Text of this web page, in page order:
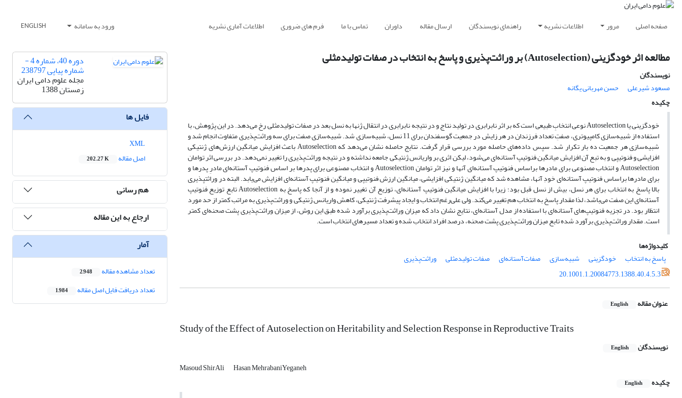
صفحه اصلی مرور اطلاعات نشریه راهنمای نویسندگان ارسال مقاله داوران تماس با ما فرم های ضروری اطلاعات آماری نشریه ورود به سامانه ENGLISH
مطالعه اثر خودگزینی (Autoselection) بر وراثت‌پذیری و پاسخ به انتخاب در صفات تولید‌مثلی
نویسندگان
مسعود شیرعلی
حسن مهربانی یگانه
چکیده
خودگزینی یا Autoselection نوعی انتخابِ طبیعی است که بر اثر نابرابری در تولید نتاج و در نتیجه نابرابری در انتقال ژنها به نسل بعد در صفات تولید‌مثلی رخ می‌دهد. در این پژوهش، با
استفاده از شبیه‌سازی کامپیوتری، صفتِ تعداد فرزندان در هر زایش در جمعیت گوسفندان برای 11 نسل، شبیه‌سازی شد. شبیه‌سازی صفت برای سه وراثت‌پذیری متفاوت انجام شد و
شبیه‌سازی هر جمعیت ده بار تکرار شد. سپس داده‌های حاصله مورد بررسی قرار گرفت. نتایج حاصله نشان می‌دهد که Autoselection باعث افزایش میانگین ارزش‌های ژنتیکی
افزایشی و فنوتیپی و به تبع آن افزایش میانگین فنوتیپ آستانه‌ای می‌شود، لیکن اثری بر واریانس ژنتیکی جامعه نداشته و در نتیجه وراثت‌پذیری را تغییر نمی‌دهد. در بررسی اثر توامان
Autoselection و انتخاب مصنوعی برای مادرها بر‌اساس فنوتیپ آستانه‌ای آنها و نیز اثر توامان Autoselection و انتخاب مصنوعی برای پدرها بر اساس فنوتیپ آستانه‌ای مادرِ پدرها و
برای مادرها براساس فنوتیپ آستانه‌ای خودِ آنها، مشاهده شد که میانگین ژنتیکی افزایشی، میانگین ارزش فنوتیپی و میانگین فنوتیپ آستانه‌ای افزایش می‌یابد. البته در وراثت‎پذیری
بالا پاسخ به انتخاب برای هر نسل، بیش از نسل قبل بود؛ زیرا با افزایش میانگین فنوتیپ آستانه‌ای، توزیع آن تغییر نموده و از آنجا که پاسخ به Autoselection تابع توزیع فنوتیپ
آستانه‌ای این صفت می‌باشد، لذا مقدار پاسخ به انتخاب هم تغییر می‌کند. ولی علی‌رغم انتخاب و ایجاد پیشرفت ژنتیکی، کاهش واریانس ژنتیکی و وراثت‌پذیری به مراتب کمتر از حد مورد
انتظار بود. در تجزیه فنوتیپ‌های آستانه‌ای با استفاده از مدل آستانه‌ای، نتایج نشان داد که میزان وراثت‌پذیری برآورد شده طبق این روش، از میزان وراثت‌پذیری پشت صحنه‌ای کمتر
است. مقدار وراثت‌پذیری برآورد شده تابع میزان وراثت‌پذیری پشت صحنه، درصد افراد انتخاب شده و تعداد مسیرهای انتخاب است.
کلیدواژه‌ها
پاسخ‌ به ‌انتخاب
خودگزینی شبیه‌سازی صفات‌آستانه‌ای صفات ‌تولید‌مثلی
وراثت‌پذیری
20.1001.1.20084773.1388.40.4.5.3
عنوان مقاله English
Study of the Effect of Autoselection on Heritability and Selection Response in Reproductive Traits
نویسندگان English
Masoud ShirAli
Hasan MehrabaniYeganeh
چکیده
English
دوره 40، شماره 4 -
شماره پیاپی 238797
مجله علوم دامی ایران
زمستان 1388
فایل ها
اصل مقاله
202.27 K
هم رسانی
ارجاع به این مقاله
آمار
تعداد مشاهده مقاله 2,948
تعداد دریافت فایل اصل مقاله 1,984